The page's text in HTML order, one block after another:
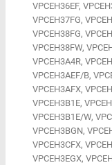
VPCEH36EF,
VPCEH37FG,
VPCEH38FG,
VPCEH38FW,
VPCEH3A4R,
VPCEH3AEF/B,
VPCEH3AFX,
VPCEH3B1E,
VPCEH3B1E/W,
VPCEH3BGN,
VPCEH3CFX,
VPCEH3EGX,